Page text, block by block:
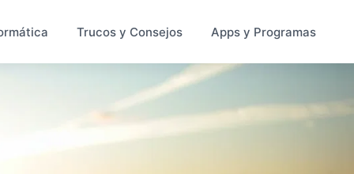
Trucos y Consejos Apps y Programas